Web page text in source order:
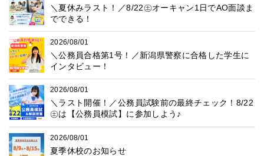
＼夏休みラスト！／8/22㊏オーキャン1日でAO面談ま
でできる！
2026/08/01
＼公務員合格第1号！／新潟県警察に合格した学生に
インタビュー！
2026/08/01
＼ラスト開催！／公務員試験前の最終チェック！8/22
㊏は【公務員模試】に参加しよう♪
2026/08/01
夏季休校のお知らせ